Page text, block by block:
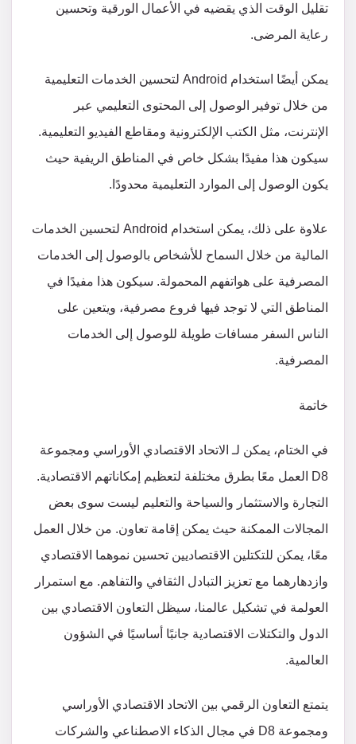
تقليل الوقت الذي يقضيه في الأعمال الورقية وتحسين
رعاية المرضى.
يمكن أيضًا استخدام Android لتحسين الخدمات التعليمية
من خلال توفير الوصول إلى المحتوى التعليمي عبر
الإنترنت، مثل الكتب الإلكترونية ومقاطع الفيديو التعليمية.
سيكون هذا مفيدًا بشكل خاص في المناطق الريفية حيث
يكون الوصول إلى الموارد التعليمية محدودًا.
علاوة على ذلك، يمكن استخدام Android لتحسين الخدمات
المالية من خلال السماح للأشخاص بالوصول إلى الخدمات
المصرفية على هواتفهم المحمولة. سيكون هذا مفيدًا في
المناطق التي لا توجد فيها فروع مصرفية، ويتعين على
الناس السفر مسافات طويلة للوصول إلى الخدمات
المصرفية.
خاتمة
في الختام، يمكن لـ الاتحاد الاقتصادي الأوراسي ومجموعة
D8 العمل معًا بطرق مختلفة لتعظيم إمكاناتهم الاقتصادية.
التجارة والاستثمار والسياحة والتعليم ليست سوى بعض
المجالات الممكنة حيث يمكن إقامة تعاون. من خلال العمل
معًا، يمكن للتكتلين الاقتصاديين تحسين نموهما الاقتصادي
وازدهارهما مع تعزيز التبادل الثقافي والتفاهم. مع استمرار
العولمة في تشكيل عالمنا، سيظل التعاون الاقتصادي بين
الدول والتكتلات الاقتصادية جانبًا أساسيًا في الشؤون
العالمية.
يتمتع التعاون الرقمي بين الاتحاد الاقتصادي الأوراسي
ومجموعة D8 في مجال الذكاء الاصطناعي والشركات